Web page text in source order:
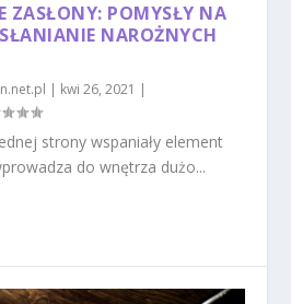
ZASŁONY: POMYSŁY NA
NAROŻNYCH
| kwi 26, 2021 |
strony wspaniały element
do wnętrza dużo...